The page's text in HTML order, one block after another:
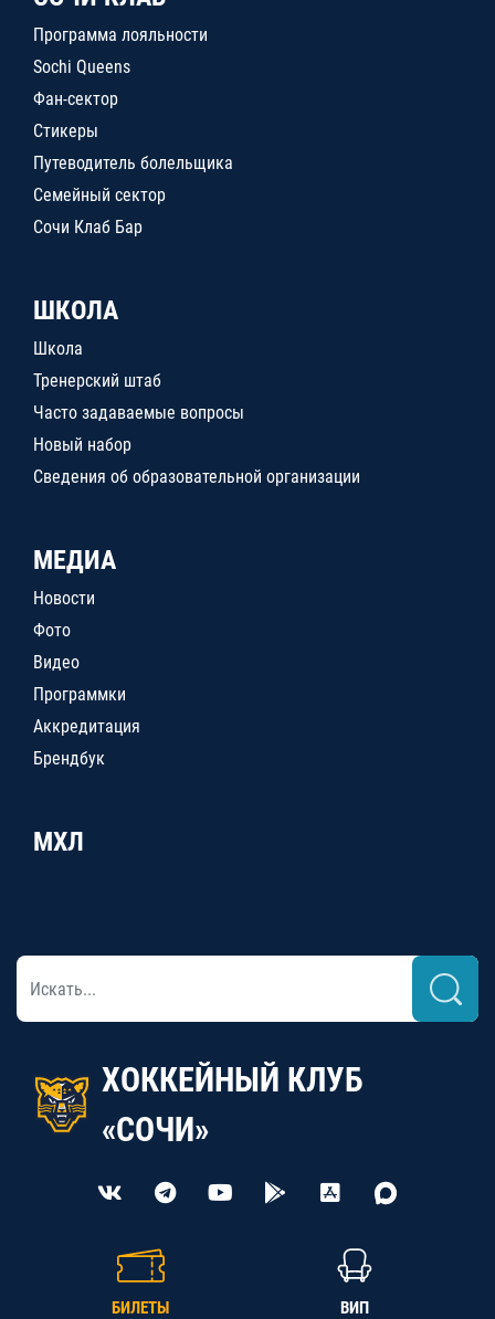
Программа лояльности
Sochi Queens
Фан-сектор
Стикеры
Путеводитель болельщика
Семейный сектор
Сочи Клаб Бар
ШКОЛА
Школа
Тренерский штаб
Часто задаваемые вопросы
Новый набор
Сведения об образовательной организации
МЕДИА
Новости
Фото
Видео
Программки
Аккредитация
Брендбук
МХЛ
ХОККЕЙНЫЙ КЛУБ
«СОЧИ»
БИЛЕТЫ ВИП